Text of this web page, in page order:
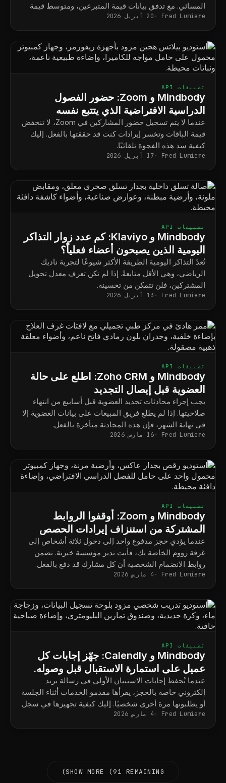
المسائي. مع تدفق بيانات قيمة المتبرعين، ومتوسط قيمة
التقرير الشهري لمجلس الإدارة عن كونه مشروعًا يستغرق
أربعة أيام، ويصبح لوحة معلومات محفوظة.
Fred Lumiere 20 أبريل 2026
تطبيقات API
Mindbody و Zoom: حضور الفصول
الدراسية الافتراضية الذي يتتبع نفسه
عندما لا يتم تسجيل حضور المشاركين في Zoom، لا تنخفض
قيمة الباقات وتخسر إيرادات كنت قد حققتها بالفعل. إليك
كيفية سد هذه الفجوة تلقائيًا.
Fred Lumiere 17 أبريل 2026
تطبيقات API
Mindbody و Klaviyo: كم عدد زوار التذاكر
اليومية الذين يصبحون أعضاء فعلياً؟
تُعدّ التذاكر اليومية الطريقة الأكثر شيوعًا لتجربة ناديك
الرياضي، وهي الأقل متابعةً. إذا لم تكن تعرف معدل تحويل
المشتركين، فلن تتمكن من تحسينه.
Fred Lumiere 13 أبريل 2026
تطبيقات API
Mindbody و Zoho CRM: اطلع على حالة
العضوية قبل إيصال التجديد
يجب إجراء محادثات تجديد العضوية قبل أسابيع من انتهاء
صلاحيتها. إذا لم يطلع فريق المبيعات على بيانات العضوية إلا
في نهاية الشهر، فإن هذه المحادثة متأخرة بالفعل.
Fred Lumiere 16 مارس 2026
تطبيقات API
Mindbody و Zoom: أوقفوا الروابط
المشتركة من استنزاف إيرادات الحصص
الدراسية
عندما يؤدي حجز مدفوع واحد إلى دخول ثلاثة أشخاص إلى
غرفة زووم الخاصة بك، فأنت تدير مؤسسة خيرية. تضمن
روابط الانضمام الشخصية أن كل مشارك قد دفع بالفعل.
Fred Lumiere 4 مارس 2026
تطبيقات API
Mindbody و Calendly: جهّز إجابات كل
عميل على استمارة الاستقبال قبل وصوله.
عندما تُحفظ إجابات الاستبيان الأولي في رسالة بريد
إلكتروني خاصة بالحجز، يقرأها مقدمو الخدمات أثناء الجلسة
أو يطلبونها مرة أخرى شخصيًا. إليك كيفية تجهيزها في سجل
العميل في كل مرة.
Fred Lumiere 4 مارس 2026
SHOW MORE (91 REMAINING)